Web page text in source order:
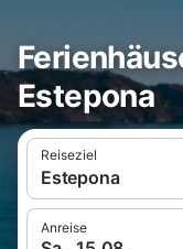
Estepona
Reiseziel
Estepona
Anreise